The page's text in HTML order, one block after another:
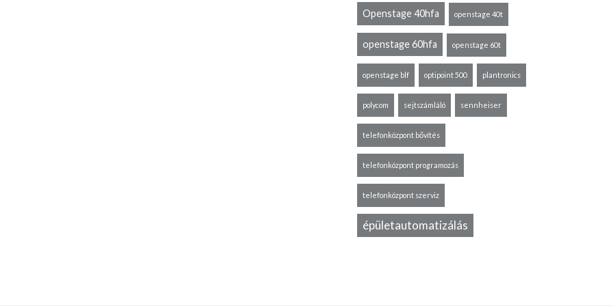
Openstage 40hfa openstage 40t
openstage 60hfa openstage 60t
openstage blf optipoint 500 plantronics
polycom sejtszámláló sennheiser
telefonközpont bővítés
telefonközpont programozás
telefonközpont szerviz
épületautomatizálás